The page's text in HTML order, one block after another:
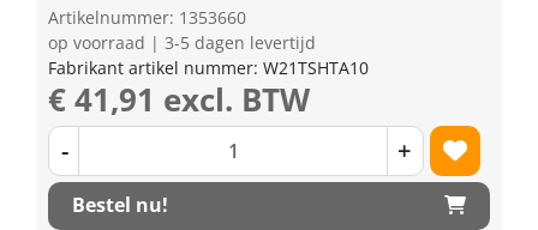
Artikelnummer: 1353660
op voorraad | 3-5 dagen levertijd
Fabrikant artikel nummer: W21TSHTA10
€ 41,91 excl. BTW
- +
Bestel nu!